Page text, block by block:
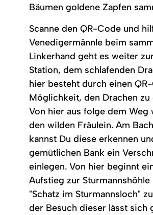
Bäumen goldene Zapfen
Scanne den QR-Code und
Venedigermännle beim
Linkerhand geht es weiter
Station, dem schlafenden
hier besteht durch einen
Möglichkeit, den Drachen zu
Von hier aus folge dem Weg
den wilden Fräulein. Am
kannst Du diese erkennen
gemütlichen Bank ein
einlegen. Von hier beginnt
Aufstieg zur Sturmannshöhle
"Schatz im Sturmannsloch"
der Besuch dieser lässt sich